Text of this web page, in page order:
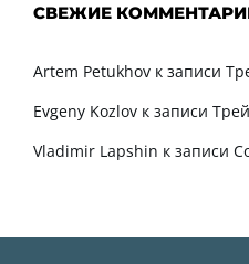
СВЕЖИЕ
Artem Petukhov к записи
Evgeny Kozlov к записи
Vladimir Lapshin к записи